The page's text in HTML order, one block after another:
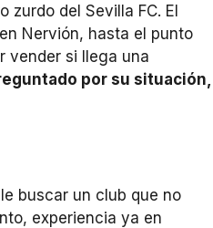
del Sevilla FC. El
Nervión, hasta el punto
vender si llega una
por su situación,
buscar un club que no
experiencia ya en